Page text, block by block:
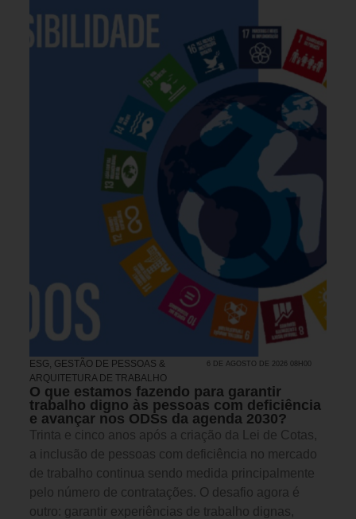
ESG, GESTÃO DE PESSOAS &
ARQUITETURA DE TRABALHO
6 DE AGOSTO DE 2026 08H00
O que estamos fazendo para garantir
trabalho digno às pessoas com deficiência
e avançar nos ODSs da agenda 2030?
Trinta e cinco anos após a criação da Lei de Cotas,
a inclusão de pessoas com deficiência no mercado
de trabalho continua sendo medida principalmente
pelo número de contratações. O desafio agora é
outro: garantir experiências de trabalho dignas,